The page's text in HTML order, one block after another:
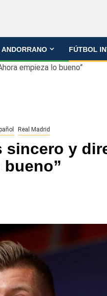
FÚTBOL
empieza lo bueno”
Real Madrid
sincero y
bueno”